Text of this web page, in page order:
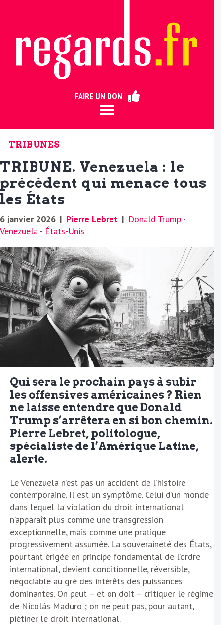
FAIRE UN DON
TRIBUNES
TRIBUNE. Venezuela : le
précédent qui menace tous
les États
6 janvier 2026 | Pierre Lebret | Donald Trump -
Venezuela - États-Unis
Qui sera le prochain pays à subir
les offensives américaines ? Rien
ne laisse entendre que Donald
Trump s’arrêtera en si bon chemin.
Pierre Lebret, politologue,
spécialiste de l’Amérique Latine,
alerte.
Le Venezuela n’est pas un accident de l’histoire
contemporaine. Il est un symptôme. Celui d’un monde
dans lequel la violation du droit international
n’apparaît plus comme une transgression
exceptionnelle, mais comme une pratique
progressivement assumée. La souveraineté des États,
pourtant érigée en principe fondamental de l’ordre
international, devient conditionnelle, réversible,
négociable au gré des intérêts des puissances
dominantes. On peut – et on doit – critiquer le régime
de Nicolás Maduro ; on ne peut pas, pour autant,
piétiner le droit international.